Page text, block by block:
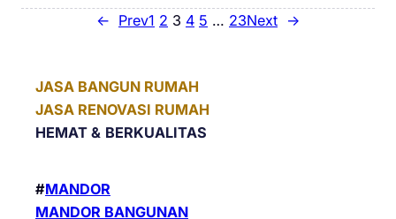
← Prev1 2 3 4 5 … 23Next →
JASA BANGUN RUMAH
JASA RENOVASI RUMAH
HEMAT & BERKUALITAS
#MANDOR
MANDOR BANGUNAN